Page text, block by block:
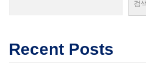
검
Recent Posts